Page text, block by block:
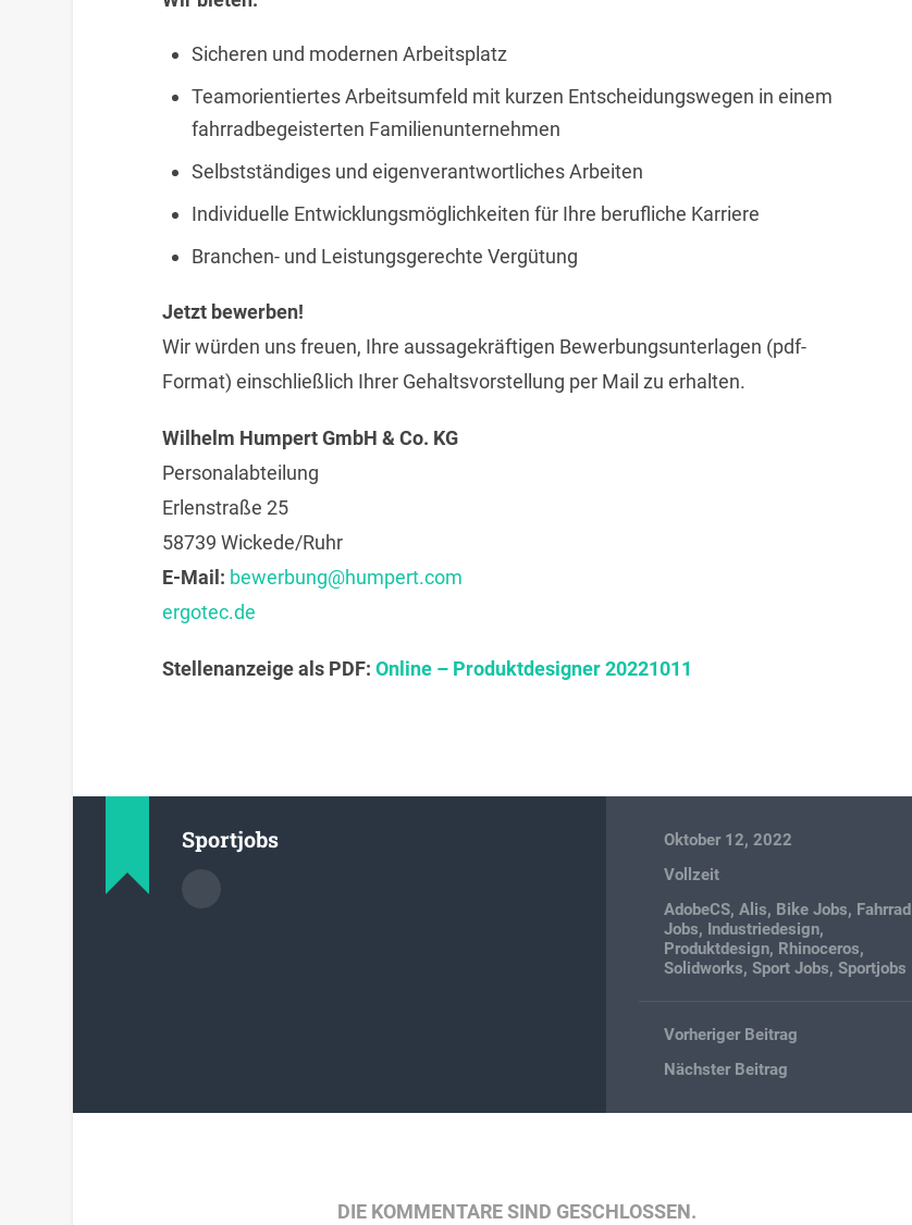
Sicheren und modernen Arbeitsplatz
Teamorientiertes Arbeitsumfeld mit kurzen Entscheidungswegen in einem
fahrradbegeisterten Familienunternehmen
Selbstständiges und eigenverantwortliches Arbeiten
Individuelle Entwicklungsmöglichkeiten für Ihre berufliche Karriere
Branchen- und Leistungsgerechte Vergütung
Jetzt bewerben!
Wir würden uns freuen, Ihre aussagekräftigen Bewerbungsunterlagen (pdf-
Format) einschließlich Ihrer Gehaltsvorstellung per Mail zu erhalten.
Wilhelm Humpert GmbH & Co. KG
Personalabteilung
Erlenstraße 25
58739 Wickede/Ruhr
E-Mail: bewerbung@humpert.com
ergotec.de
Stellenanzeige als PDF: Online – Produktdesigner 20221011
Sportjobs
Oktober 12, 2022
Vollzeit
AdobeCS,Alis, Bike Jobs, Fahrrad
Jobs, Industriedesign,
Produktdesign, Rhinoceros,
Solidworks,Sport Jobs,Sportjobs
Vorheriger Beitrag
Nächster Beitrag
DIE KOMMENTARE SIND GESCHLOSSEN.